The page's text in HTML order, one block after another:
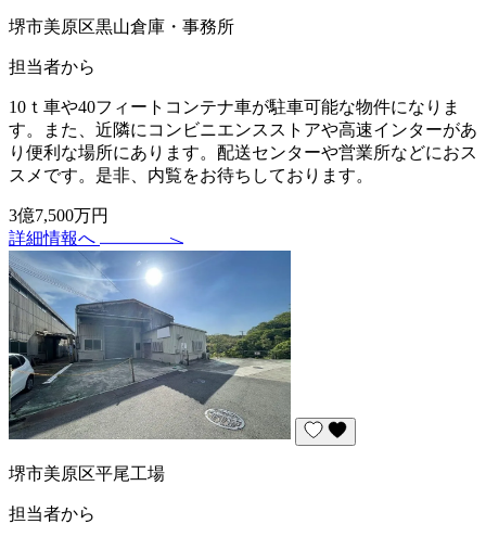
堺市美原区黒山倉庫・事務所
担当者から
10ｔ車や40フィートコンテナ車が駐車可能な物件になりま
す。また、近隣にコンビニエンスストアや高速インターがあ
り便利な場所にあります。配送センターや営業所などにおス
スメです。是非、内覧をお待ちしております。
3億7,500万円
詳細情報へ
堺市美原区平尾工場
担当者から